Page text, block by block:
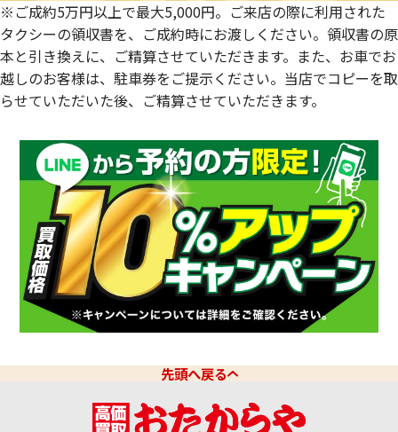
※ご成約5万円以上で最大5,000円。ご来店の際に利用された
タクシーの領収書を、ご成約時にお渡しください。領収書の原
本と引き換えに、ご精算させていただきます。また、お車でお
越しのお客様は、駐車券をご提示ください。当店でコピーを取
らせていただいた後、ご精算させていただきます。
先頭へ戻る